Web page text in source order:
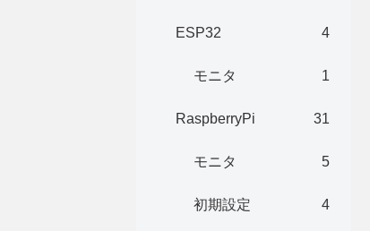
ESP32 4
モニタ 1
RaspberryPi 31
モニタ 5
初期設定 4